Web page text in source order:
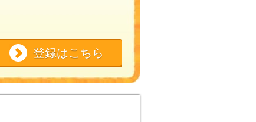
登録はこちら